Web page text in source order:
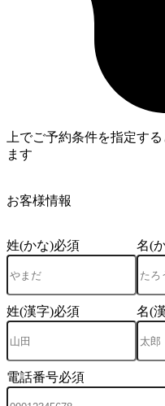
上でご予約条件を指定す
ます
お客様情報
姓(かな)必須 名(
姓(漢字)必須 名(
電話番号必須